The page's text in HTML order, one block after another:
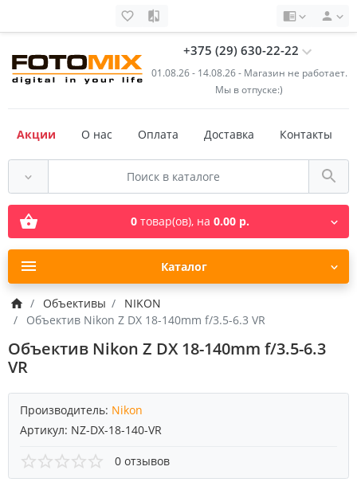
+375 (29) 630-22-22
01.08.26 - 14.08.26 - Магазин не работает.
Мы в отпуске:)
Акции О нас Оплата Доставка Контакты
0товар(ов), на 0.00 р.
Каталог
Объективы
NIKON
Объектив Nikon Z DX 18-140mm f/3.5-6.3 VR
Объектив Nikon Z DX 18-140mm f/3.5-6.3
VR
Производитель: Nikon
Артикул: NZ-DX-18-140-VR
0 отзывов